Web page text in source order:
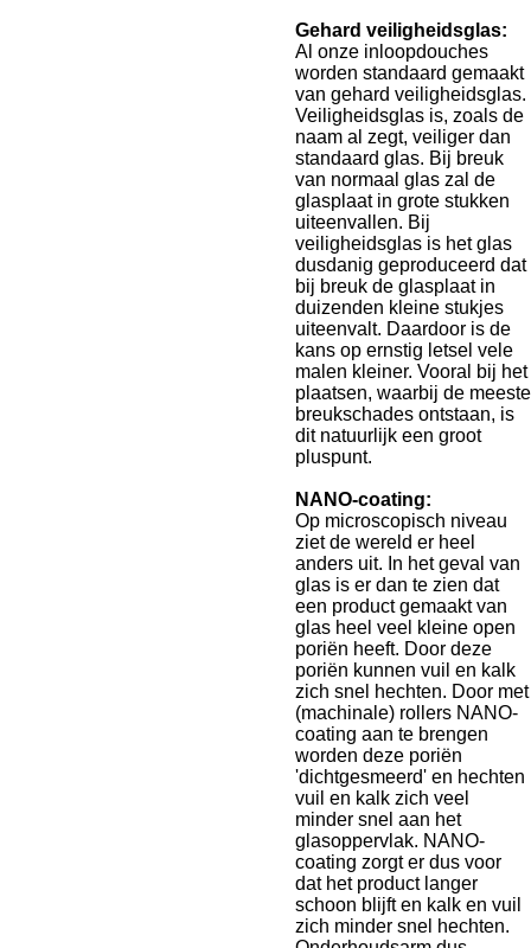
Gehard veiligheidsglas:
Al onze inloopdouches
worden standaard gemaakt
van gehard veiligheidsglas.
Veiligheidsglas is, zoals de
naam al zegt, veiliger dan
standaard glas. Bij breuk
van normaal glas zal de
glasplaat in grote stukken
uiteenvallen. Bij
veiligheidsglas is het glas
dusdanig geproduceerd dat
bij breuk de glasplaat in
duizenden kleine stukjes
uiteenvalt. Daardoor is de
kans op ernstig letsel vele
malen kleiner. Vooral bij het
plaatsen, waarbij de meeste
breukschades ontstaan, is
dit natuurlijk een groot
pluspunt.
NANO-coating:
Op microscopisch niveau
ziet de wereld er heel
anders uit. In het geval van
glas is er dan te zien dat
een product gemaakt van
glas heel veel kleine open
poriën heeft. Door deze
poriën kunnen vuil en kalk
zich snel hechten. Door met
(machinale) rollers NANO-
coating aan te brengen
worden deze poriën
'dichtgesmeerd' en hechten
vuil en kalk zich veel
minder snel aan het
glasoppervlak. NANO-
coating zorgt er dus voor
dat het product langer
schoon blijft en kalk en vuil
zich minder snel hechten.